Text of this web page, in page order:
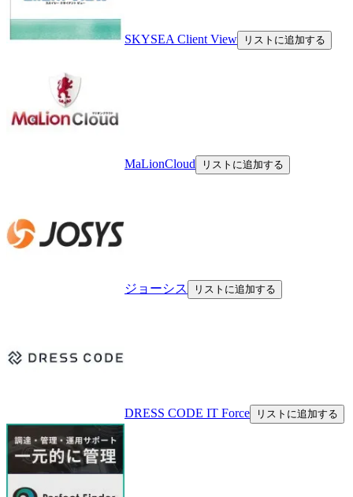
SKYSEA Client View リストに追加する
MaLionCloud リストに追加する
ジョーシス リストに追加する
DRESS CODE IT Force リストに追加する